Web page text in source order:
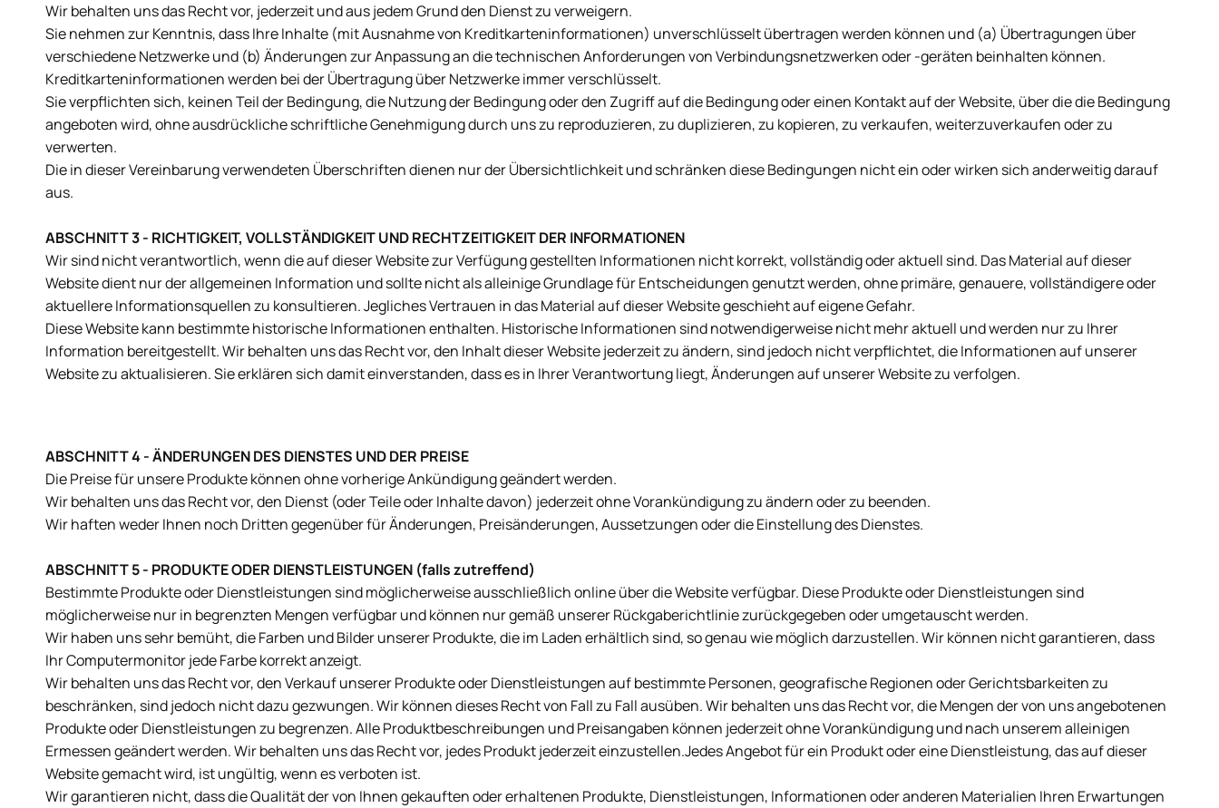
Wir behalten uns das Recht vor, jederzeit und aus jedem Grund den Dienst zu verweigern.
Sie nehmen zur Kenntnis, dass Ihre Inhalte (mit Ausnahme von Kreditkarteninformationen) unverschlüsselt übertragen werden können und (a) Übertragungen über
verschiedene Netzwerke und (b) Änderungen zur Anpassung an die technischen Anforderungen von Verbindungsnetzwerken oder -geräten beinhalten können.
Kreditkarteninformationen werden bei der Übertragung über Netzwerke immer verschlüsselt.
Sie verpflichten sich, keinen Teil der Bedingung, die Nutzung der Bedingung oder den Zugriff auf die Bedingung oder einen Kontakt auf der Website, über die die Bedingung
angeboten wird, ohne ausdrückliche schriftliche Genehmigung durch uns zu reproduzieren, zu duplizieren, zu kopieren, zu verkaufen, weiterzuverkaufen oder zu
verwerten.
Die in dieser Vereinbarung verwendeten Überschriften dienen nur der Übersichtlichkeit und schränken diese Bedingungen nicht ein oder wirken sich anderweitig darauf
aus.
ABSCHNITT 3 - RICHTIGKEIT, VOLLSTÄNDIGKEIT UND RECHTZEITIGKEIT DER INFORMATIONEN
Wir sind nicht verantwortlich, wenn die auf dieser Website zur Verfügung gestellten Informationen nicht korrekt, vollständig oder aktuell sind. Das Material auf dieser
Website dient nur der allgemeinen Information und sollte nicht als alleinige Grundlage für Entscheidungen genutzt werden, ohne primäre, genauere, vollständigere oder
aktuellere Informationsquellen zu konsultieren. Jegliches Vertrauen in das Material auf dieser Website geschieht auf eigene Gefahr.
Diese Website kann bestimmte historische Informationen enthalten. Historische Informationen sind notwendigerweise nicht mehr aktuell und werden nur zu Ihrer
Information bereitgestellt. Wir behalten uns das Recht vor, den Inhalt dieser Website jederzeit zu ändern, sind jedoch nicht verpflichtet, die Informationen auf unserer
Website zu aktualisieren. Sie erklären sich damit einverstanden, dass es in Ihrer Verantwortung liegt, Änderungen auf unserer Website zu verfolgen.
ABSCHNITT 4 - ÄNDERUNGEN DES DIENSTES UND DER PREISE
Die Preise für unsere Produkte können ohne vorherige Ankündigung geändert werden.
Wir behalten uns das Recht vor, den Dienst (oder Teile oder Inhalte davon) jederzeit ohne Vorankündigung zu ändern oder zu beenden.
Wir haften weder Ihnen noch Dritten gegenüber für Änderungen, Preisänderungen, Aussetzungen oder die Einstellung des Dienstes.
ABSCHNITT 5 - PRODUKTE ODER DIENSTLEISTUNGEN (falls zutreffend)
Bestimmte Produkte oder Dienstleistungen sind möglicherweise ausschließlich online über die Website verfügbar. Diese Produkte oder Dienstleistungen sind
möglicherweise nur in begrenzten Mengen verfügbar und können nur gemäß unserer Rückgaberichtlinie zurückgegeben oder umgetauscht werden.
Wir haben uns sehr bemüht, die Farben und Bilder unserer Produkte, die im Laden erhältlich sind, so genau wie möglich darzustellen. Wir können nicht garantieren, dass
Ihr Computermonitor jede Farbe korrekt anzeigt.
Wir behalten uns das Recht vor, den Verkauf unserer Produkte oder Dienstleistungen auf bestimmte Personen, geografische Regionen oder Gerichtsbarkeiten zu
beschränken, sind jedoch nicht dazu gezwungen. Wir können dieses Recht von Fall zu Fall ausüben. Wir behalten uns das Recht vor, die Mengen der von uns angebotenen
Produkte oder Dienstleistungen zu begrenzen. Alle Produktbeschreibungen und Preisangaben können jederzeit ohne Vorankündigung und nach unserem alleinigen
Ermessen geändert werden. Wir behalten uns das Recht vor, jedes Produkt jederzeit einzustellen.Jedes Angebot für ein Produkt oder eine Dienstleistung, das auf dieser
Website gemacht wird, ist ungültig, wenn es verboten ist.
Wir garantieren nicht, dass die Qualität der von Ihnen gekauften oder erhaltenen Produkte, Dienstleistungen, Informationen oder anderen Materialien Ihren Erwartungen